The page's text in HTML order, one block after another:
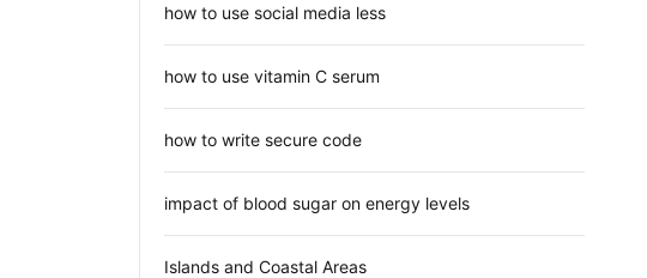
how to use social media less
how to use vitamin C serum
how to write secure code
impact of blood sugar on energy levels
Islands and Coastal Areas